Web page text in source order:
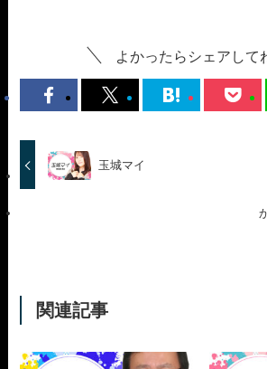
よかったらシェアして
玉城マイ
関連記事